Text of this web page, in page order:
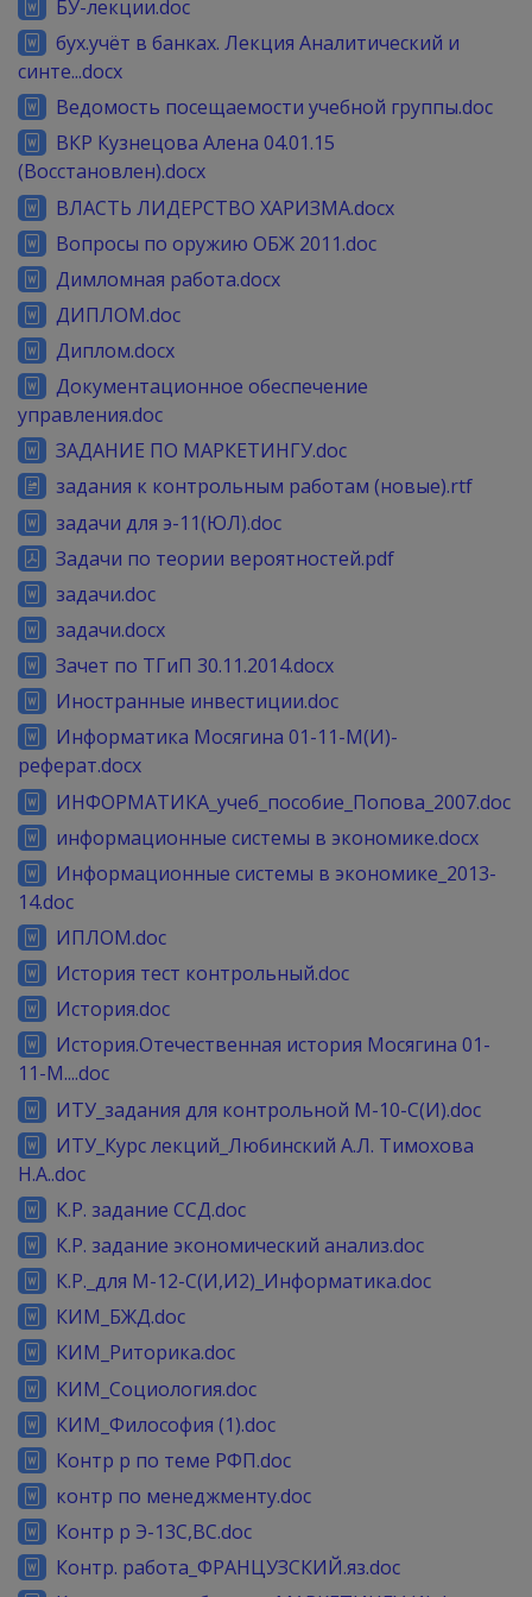
БУ-лекции.doc
бух.учёт в банках. Лекция Аналитический и
синте...docx
Ведомость посещаемости учебной группы.doc
ВКР Кузнецова Алена 04.01.15
(Восстановлен).docx
ВЛАСТЬ ЛИДЕРСТВО ХАРИЗМА.docx
Вопросы по оружию ОБЖ 2011.doc
Димломная работа.docx
ДИПЛОМ.doc
Диплом.docx
Документационное обеспечение
управления.doc
ЗАДАНИЕ ПО МАРКЕТИНГУ.doc
задания к контрольным работам (новые).rtf
задачи для э-11(ЮЛ).doc
Задачи по теории вероятностей.pdf
задачи.doc
задачи.docx
Зачет по ТГиП 30.11.2014.docx
Иностранные инвестиции.doc
Информатика Мосягина 01-11-М(И)-
реферат.docx
ИНФОРМАТИКА_учеб_пособие_Попова_2007.doc
информационные системы в экономике.docx
Информационные системы в экономике_2013-
14.doc
ИПЛОМ.doc
История тест контрольный.doc
История.doc
История.Отечественная история Мосягина 01-
11-М....doc
ИТУ_задания для контрольной М-10-С(И).doc
ИТУ_Курс лекций_Любинский А.Л. Тимохова
Н.А..doc
К.Р. задание ССД.doc
К.Р. задание экономический анализ.doc
К.Р._для М-12-С(И,И2)_Информатика.doc
КИМ_БЖД.doc
КИМ_Риторика.doc
КИМ_Социология.doc
КИМ_Философия (1).doc
Контр р по теме РФП.doc
контр по менеджменту.doc
Контр р Э-13С,ВС.doc
Контр. работа_ФРАНЦУЗСКИЙ.яз.doc